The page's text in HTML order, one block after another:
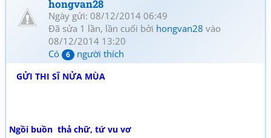
hongvan28
Ngày gửi: 08/12/2014 06:49
Đã sửa 1 lần, lần cuối bởi hongvan28 vào
08/12/2014 13:20
Có
6 người thích
GỬI THI SĨ NỬA MÙA
Ngồi buồn thả chữ, tứ vu vơ